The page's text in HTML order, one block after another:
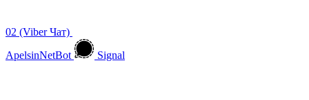
02 (Viber Чат)
ApelsinNetBot
Signal